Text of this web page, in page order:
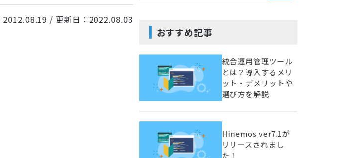
2012.08.19 / 更新日： 2022.08.03
おすすめ記事
統合運用管理ツール
とは？導入するメリ
ット・デメリットや
選び方を解説
Hinemos ver7.1が
リリースされまし
た！